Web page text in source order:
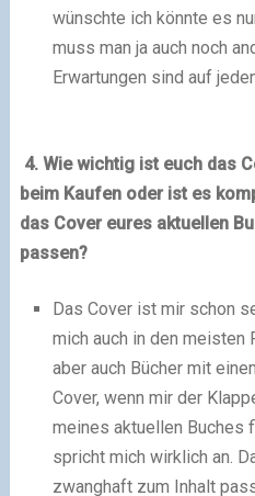
wünschte ich könnte es
muss man ja auch noch
Erwartungen sind auf
4. Wie wichtig ist euch das
beim Kaufen oder ist es
das Cover eures aktuellen
passen?
Das Cover ist mir schon
mich auch in den meisten
aber auch Bücher mit
Cover, wenn mir der
meines aktuellen Buches
spricht mich wirklich an.
zwanghaft zum Inhalt